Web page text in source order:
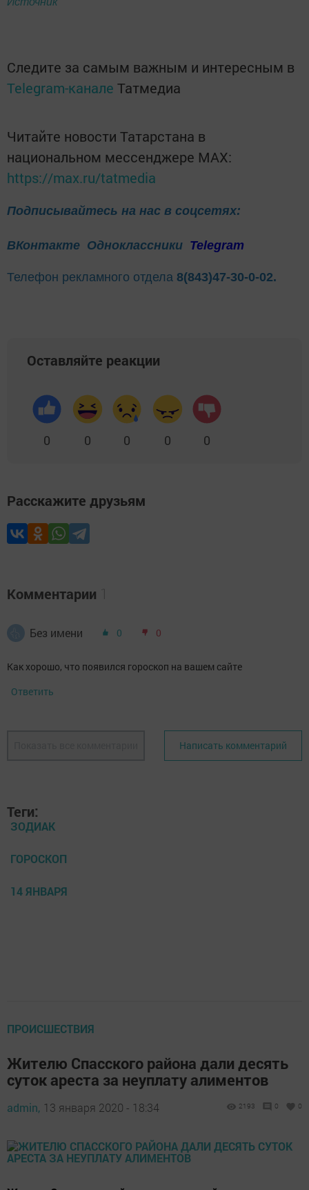
Следите за самым важным и интересным в
Telegram-канале Татмедиа
Читайте новости Татарстана в
национальном мессенджере MАХ:
https://max.ru/tatmedia
Подписывайтесь на нас в соцсетях:
ВКонтакте Одноклассники Telegram
Телефон рекламного отдела 8(843)47-30-0-02.
Оставляйте реакции
0 0 0 0 0
Расскажите друзьям
Комментарии
Без имени 0 0
Как хорошо, что появился гороскоп на вашем сайте
Ответить
Написать комментарий
Теги:
ЗОДИАК
ГОРОСКОП
14 ЯНВАРЯ
ПРОИСШЕСТВИЯ
Жителю Спасского района дали десять
суток ареста за неуплату алиментов
admin, 13 января 2020 - 18:34 2193 0 0